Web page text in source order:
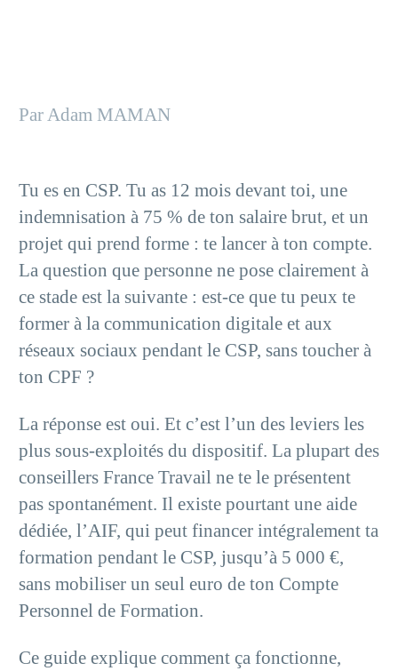
Par Adam MAMAN
Tu es en CSP. Tu as 12 mois devant toi, une
indemnisation à 75 % de ton salaire brut, et un
projet qui prend forme : te lancer à ton compte.
La question que personne ne pose clairement à
ce stade est la suivante : est-ce que tu peux te
former à la communication digitale et aux
réseaux sociaux pendant le CSP, sans toucher à
ton CPF ?
La réponse est oui. Et c’est l’un des leviers les
plus sous-exploités du dispositif. La plupart des
conseillers France Travail ne te le présentent
pas spontanément. Il existe pourtant une aide
dédiée, l’AIF, qui peut financer intégralement ta
formation pendant le CSP, jusqu’à 5 000 €,
sans mobiliser un seul euro de ton Compte
Personnel de Formation.
Ce guide explique comment ça fonctionne,